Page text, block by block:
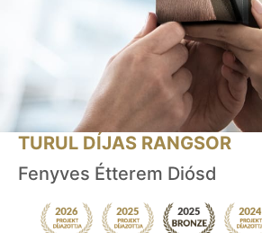
TURUL DÍJAS RANGSOR
Fenyves Étterem Diósd